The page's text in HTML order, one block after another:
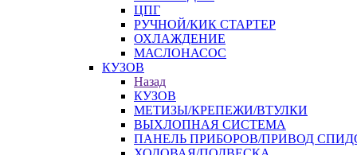
ЦПГ
РУЧНОЙ/КИК СТАРТЕР
ОХЛАЖДЕНИЕ
МАСЛОНАСОС
КУЗОВ
Назад
КУЗОВ
МЕТИЗЫ/КРЕПЕЖИ/ВТУЛКИ
ВЫХЛОПНАЯ СИСТЕМА
ПАНЕЛЬ ПРИБОРОВ/ПРИВОД